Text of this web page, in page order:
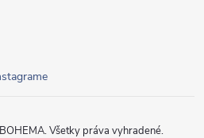
. Všetky práva vyhradené.